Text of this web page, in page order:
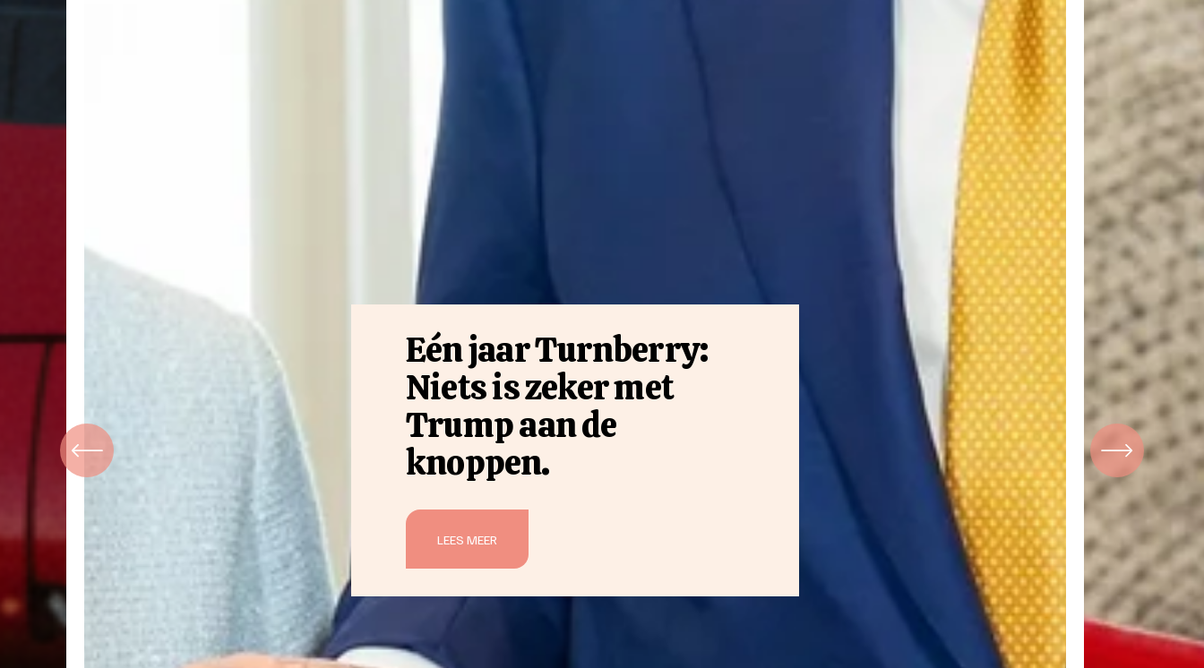
Eén jaar Turnberry:
Niets is zeker met
Trump aan de
knoppen.
LEES MEER